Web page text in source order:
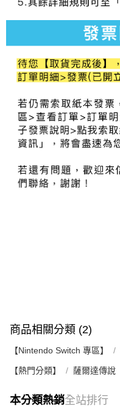
商品相關分類 (2)
【Nintendo Switch 專區】
【熱門分類】 薩爾達傳說
本分類熱銷全站排行